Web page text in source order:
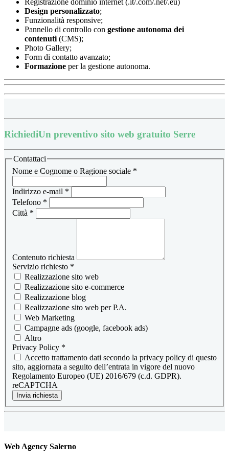
Design personalizzato;
Funzionalità responsive;
Pannello di controllo con gestione autonoma dei
contenuti (CMS);
Photo Gallery;
Form di contatto avanzato;
Formazione per la gestione autonoma.
RichiediUn preventivo sito web gratuito Serre
Contattaci
Nome e Cognome o Ragione sociale *
Indirizzo e-mail *
Telefono *
Città *
Contenuto richiesta
Servizio richiesto *
Realizzazione sito web
Realizzazione sito e-commerce
Realizzazione blog
Realizzazione sito web per P.A.
Web Marketing
Campagne ads (google, facebook ads)
Altro
Privacy Policy *
Accetto trattamento dati secondo la privacy policy di questo
sito, aggiornata a seguito dell’entrata in vigore del nuovo
Regolamento Europeo (UE) 2016/679 (c.d. GDPR).
reCAPTCHA
Invia richiesta
Web Agency Salerno